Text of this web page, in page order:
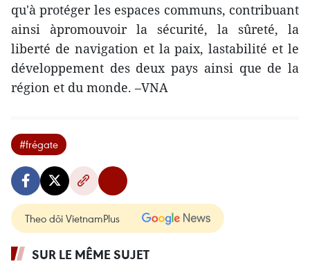
qu'à protéger les espaces communs, contribuant
ainsi àpromouvoir la sécurité, la sûreté, la
liberté de navigation et la paix, lastabilité et le
développement des deux pays ainsi que de la
région et du monde. –VNA
#frégate
Theo dõi VietnamPlus
SUR LE MÊME SUJET